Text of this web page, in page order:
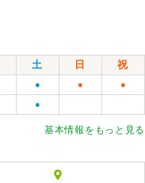
土 日
祝
● ● ●
●
基本情報をもっと見る